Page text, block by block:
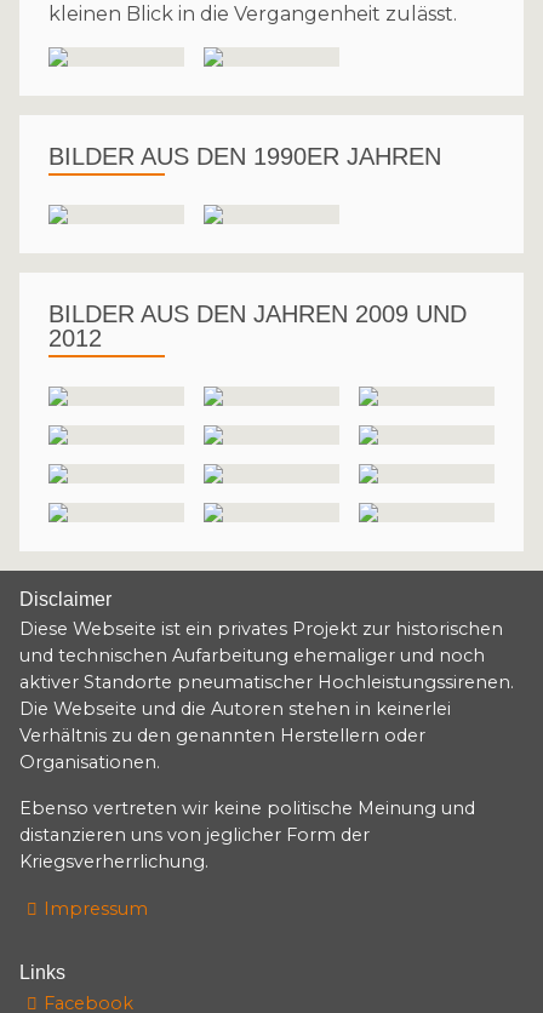
kleinen Blick in die Vergangenheit zulässt.
BILDER AUS DEN 1990ER JAHREN
BILDER AUS DEN JAHREN 2009 UND
2012
Disclaimer
Diese Webseite ist ein privates Projekt zur historischen
und technischen Aufarbeitung ehemaliger und noch
aktiver Standorte pneumatischer Hochleistungssirenen.
Die Webseite und die Autoren stehen in keinerlei
Verhältnis zu den genannten Herstellern oder
Organisationen.
Ebenso vertreten wir keine politische Meinung und
distanzieren uns von jeglicher Form der
Kriegsverherrlichung.
Impressum
Links
Facebook